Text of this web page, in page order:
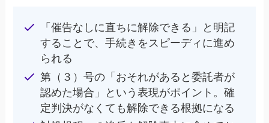
「催告なしに直ちに解除できる」と明記
することで、手続きをスピーディに進め
られる
第（３）号の「おそれがあると委託者が
認めた場合」という表現がポイント。確
定判決がなくても解除できる根拠になる